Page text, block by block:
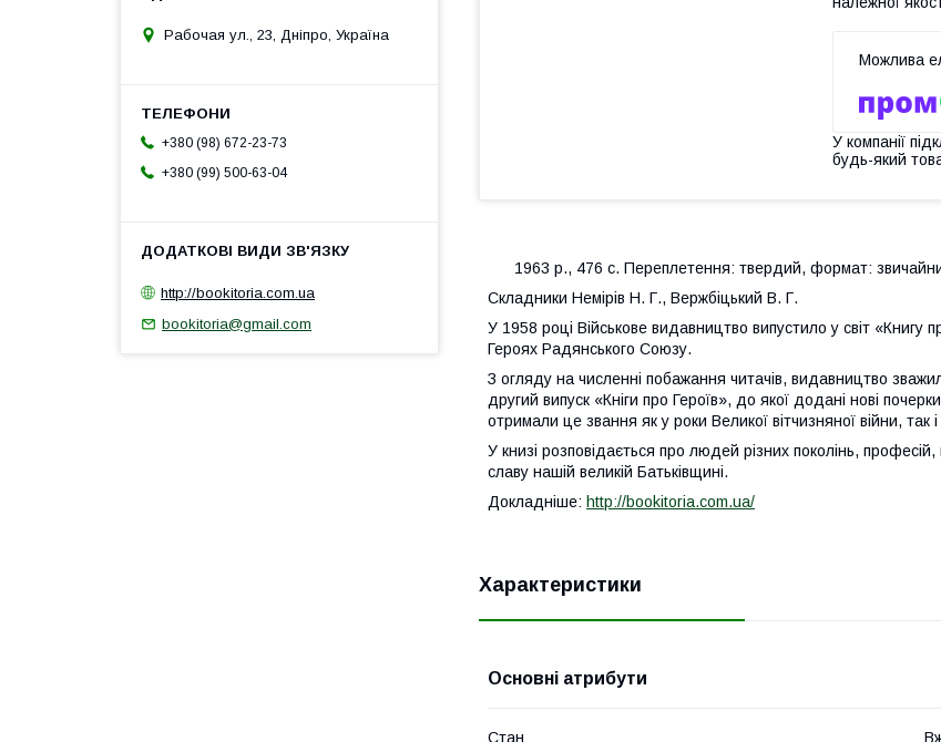
У компанії
будь-який
1963 р., 476 с. Переплетення: твердий, формат:
Складники Немірів Н. Г., Вержбіцький В. Г.
У 1958 році Військове видавництво випустило у світ «Книгу
Героях Радянського Союзу.
З огляду на численні побажання читачів, видавництво
другий випуск «Кніги про Героїв», до якої додані нові
отримали це звання як у роки Великої вітчизняної війни, так
У книзі розповідається про людей різних поколінь,
славу нашій великій Батьківщині.
Докладніше: http://bookitoria.com.ua/
Характеристики
Основні атрибути
Стан
Рабочая ул., 23, Дніпро, Україна
+380 (98) 672-23-73
+380 (99) 500-63-04
http://bookitoria.com.ua
bookitoria@gmail.com